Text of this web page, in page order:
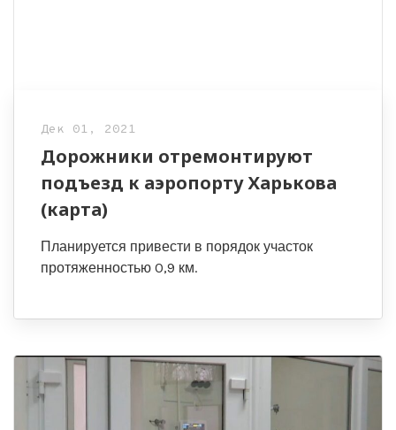
Дек 01, 2021
Дорожники отремонтируют
подъезд к аэропорту Харькова
(карта)
Планируется привести в порядок участок
протяженностью 0,9 км.